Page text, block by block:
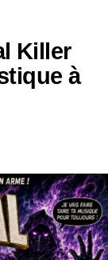
plaçait en
et l’un des
qui
Kora Awards
Gabon comme
du rap
ces
les médias et
Killer
à